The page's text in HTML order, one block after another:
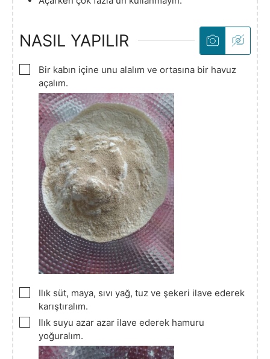
NASIL YAPILIR
▢
Bir kabın içine unu alalım ve ortasına bir havuz
açalım.
▢
Ilık süt, maya, sıvı yağ, tuz ve şekeri ilave ederek
karıştıralım.
▢
Ilık suyu azar azar ilave ederek hamuru
yoğuralım.